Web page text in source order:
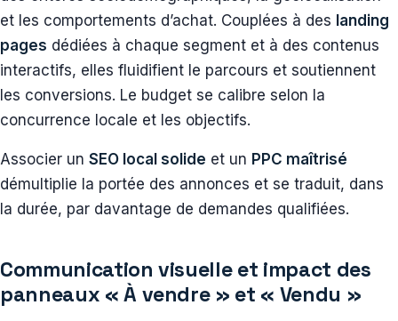
et les comportements d’achat. Couplées à des landing
pages dédiées à chaque segment et à des contenus
interactifs, elles fluidifient le parcours et soutiennent
les conversions. Le budget se calibre selon la
concurrence locale et les objectifs.
Associer un SEO local solide et un PPC maîtrisé
démultiplie la portée des annonces et se traduit, dans
la durée, par davantage de demandes qualifiées.
Communication visuelle et impact des
panneaux « À vendre » et « Vendu »